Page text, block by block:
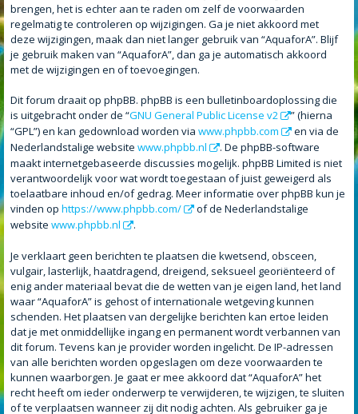
brengen, het is echter aan te raden om zelf de voorwaarden
regelmatig te controleren op wijzigingen. Ga je niet akkoord met
deze wijzigingen, maak dan niet langer gebruik van “AquaforA”. Blijf
je gebruik maken van “AquaforA”, dan ga je automatisch akkoord
met de wijzigingen en of toevoegingen.
Dit forum draait op phpBB. phpBB is een bulletinboardoplossing die
is uitgebracht onder de “GNU General Public License v2
” (hierna
“GPL”) en kan gedownload worden via www.phpbb.com
en via de
Nederlandstalige website www.phpbb.nl
. De phpBB-software
maakt internetgebaseerde discussies mogelijk. phpBB Limited is niet
verantwoordelijk voor wat wordt toegestaan of juist geweigerd als
toelaatbare inhoud en/of gedrag. Meer informatie over phpBB kun je
vinden op https://www.phpbb.com/
of de Nederlandstalige
website www.phpbb.nl .
Je verklaart geen berichten te plaatsen die kwetsend, obsceen,
vulgair, lasterlijk, haatdragend, dreigend, seksueel georiënteerd of
enig ander materiaal bevat die de wetten van je eigen land, het land
waar “AquaforA” is gehost of internationale wetgeving kunnen
schenden. Het plaatsen van dergelijke berichten kan ertoe leiden
dat je met onmiddellijke ingang en permanent wordt verbannen van
dit forum. Tevens kan je provider worden ingelicht. De IP-adressen
van alle berichten worden opgeslagen om deze voorwaarden te
kunnen waarborgen. Je gaat er mee akkoord dat “AquaforA” het
recht heeft om ieder onderwerp te verwijderen, te wijzigen, te sluiten
of te verplaatsen wanneer zij dit nodig achten. Als gebruiker ga je